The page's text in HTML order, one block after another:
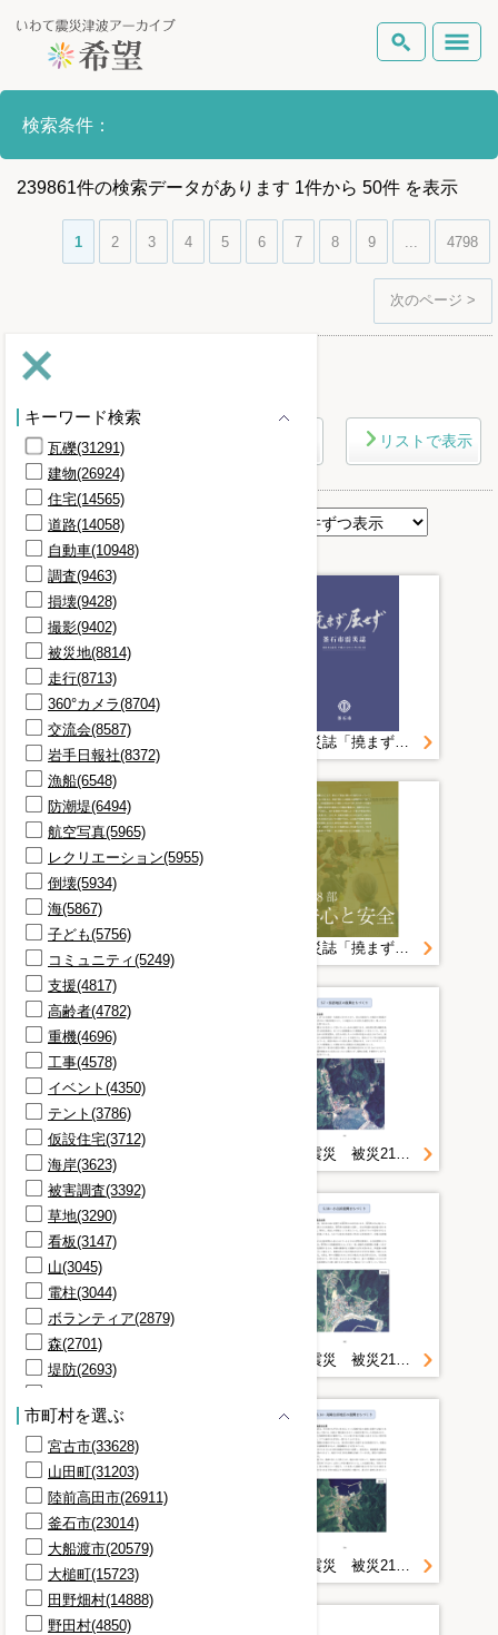
いわて震災津波アーカイブとは
岩手県の被害状況
復興の軌跡
検索条件：
239861件の検索データがあります 1件から 50件 を表示
1 2 3 4 5 6 7 8 9 ... 4798
次のページ >
さらに条件を詳しく
リストで表示
表示順
キーワード検索
瓦礫(31291)
建物(26924)
住宅(14565)
道路(14058)
自動車(10948)
調査(9463)
損壊(9428)
撮影(9402)
被災地(8814)
走行(8713)
360°カメラ(8704)
交流会(8587)
岩手日報社(8372)
漁船(6548)
防潮堤(6494)
航空写真(5965)
レクリエーション(5955)
倒壊(5934)
海(5867)
子ども(5756)
コミュニティ(5249)
支援(4817)
高齢者(4782)
重機(4696)
工事(4578)
イベント(4350)
テント(3786)
仮設住宅(3712)
海岸(3623)
被害調査(3392)
草地(3290)
看板(3147)
山(3045)
電柱(3044)
ボランティア(2879)
森(2701)
堤防(2693)
漁港(2540)
参加者(2478)
岸壁(2470)
被害状況(2462)
マイク(2383)
ゲーム(2373)
まちづくり(2367)
山林(2355)
ステージ(2254)
市町村を選ぶ
宮古市(33628)
山田町(31203)
陸前高田市(26911)
釜石市(23014)
大船渡市(20579)
大槌町(15723)
田野畑村(14888)
野田村(4850)
釜石市震災誌「撓まず屈せず」①（表紙～第1部）
釜石市震災誌「撓まず屈せず」④（第8部～あとがき）
東日本大震災 被災21地区の復興事業の記録誌 ３／８
東日本大震災 被災21地区の復興事業の記録誌 ７／８
東日本大震災 被災21地区の復興事業の記録誌 ５／８